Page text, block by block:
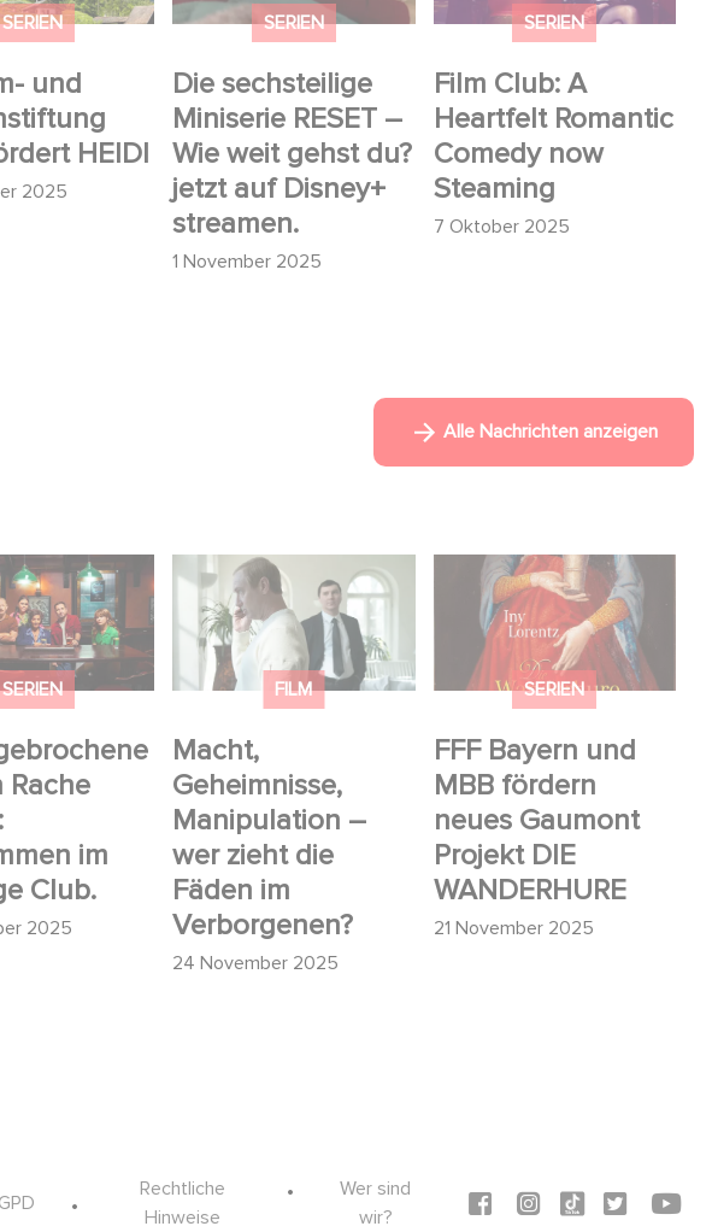
SERIEN
und
HEIDI
2025
SERIEN
Die sechsteilige
Miniserie RESET –
Wie weit gehst du?
jetzt auf Disney+
streamen.
1 November 2025
auf Disney+ streamen.
SERIEN
Film Club: A
Heartfelt Romantic
Comedy now
Steaming
7 Oktober 2025
Alle Nachrichten anzeigen
SERIEN
Rache
im
Club.
2025
wollen:
im
Club.
FILM
Macht,
Geheimnisse,
Manipulation –
wer zieht die
Fäden im
Verborgenen?
24 November 2025
Macht, Geheimnisse,
Manipulation – wer
zieht die Fäden im
Verborgenen?
SERIEN
FFF Bayern und
MBB fördern
neues Gaumont
Projekt DIE
WANDERHURE
21 November 2025
FFF Bayern und MBB
fördern neues
Gaumont Projekt DIE
WANDERHURE
Rechtliche
Hinweise
Wer sind
wir?
Social icons